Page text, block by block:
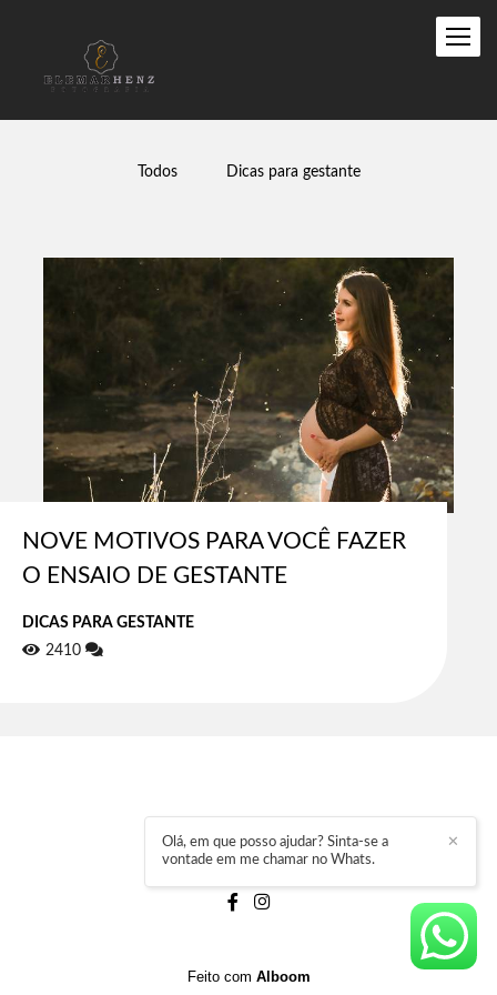
Todos Dicas para gestante
NOVE MOTIVOS PARA VOCÊ FAZER
O ENSAIO DE GESTANTE
DICAS PARA GESTANTE
2410
ELEMAR HENZ/CONTATO
✕
Olá, em que posso ajudar? Sinta-se a
vontade em me chamar no Whats.
Feito com Alboom